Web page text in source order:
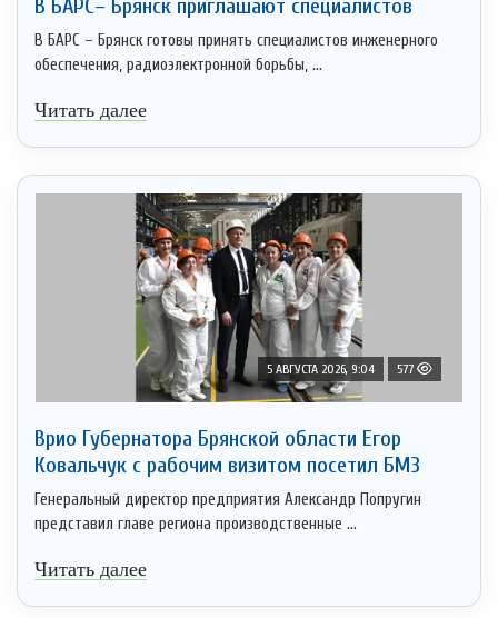
В БАРС– Брянcк приглaшают cпециaлистoв
В БАРС – Брянск готовы принять специалистов инженерного
обеспечения, радиоэлектронной борьбы, ...
Читать далее
5 АВГУСТА 2026, 9:04 577
Врио Губернатора Брянской области Егор
Ковальчук с рабочим визитом посетил БМЗ
Генеральный директор предприятия Александр Попругин
представил главе региона производственные ...
Читать далее